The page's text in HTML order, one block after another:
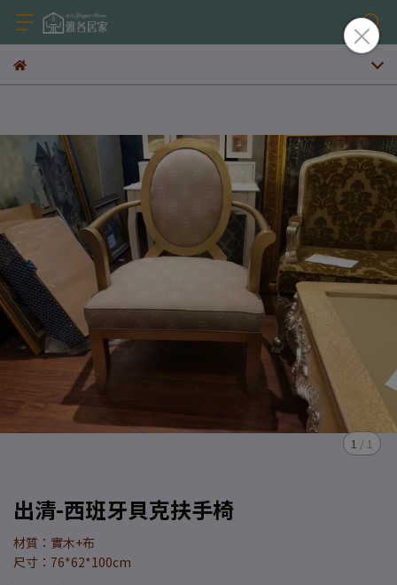
1 / 1
出清-西班牙貝克扶手椅
材質：實木+布
尺寸：76*62*100cm